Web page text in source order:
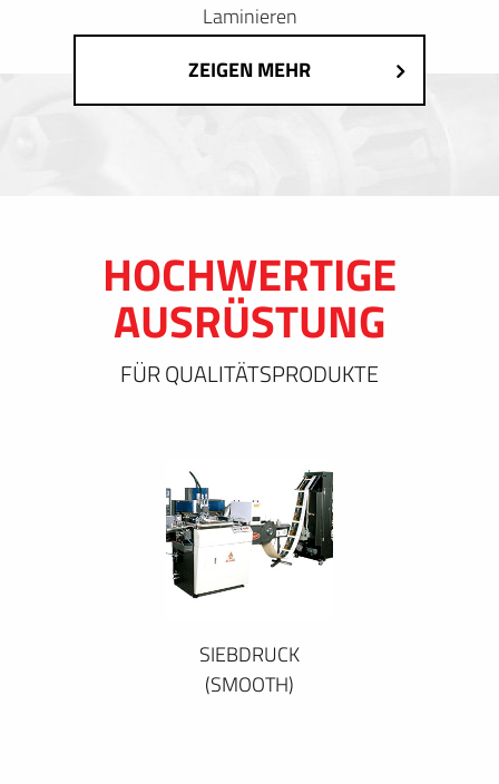
Laminieren
ZEIGEN MEHR
HOCHWERTIGE
AUSRÜSTUNG
FÜR QUALITÄTSPRODUKTE
SIEBDRUCK
(SMOOTH)